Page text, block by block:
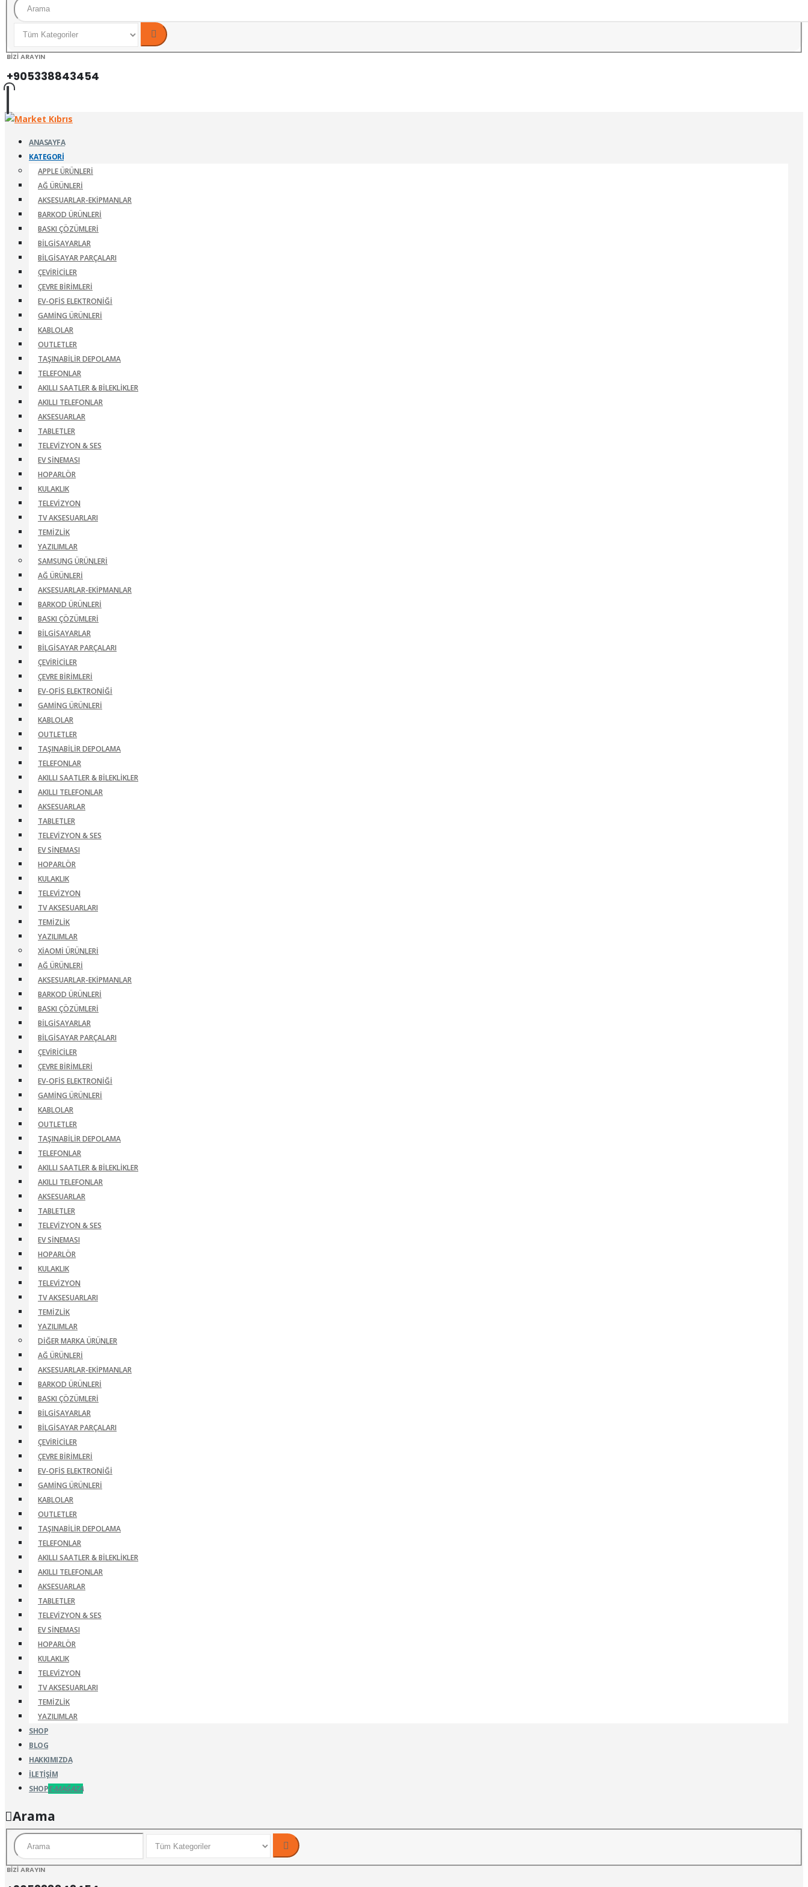
BİZİ ARAYIN
+905338843454
ANASAYFA
KATEGORI
APPLE ÜRÜNLERI
AĞ ÜRÜNLERI
AKSESUARLAR-EKIPMANLAR
BARKOD ÜRÜNLERI
BASKI ÇÖZÜMLERI
BILGISAYARLAR
BILGISAYAR PARÇALARI
ÇEVIRICILER
ÇEVRE BIRIMLERI
EV-OFIS ELEKTRONIĞI
GAMING ÜRÜNLERI
KABLOLAR
OUTLETLER
TAŞINABILIR DEPOLAMA
TELEFONLAR
AKILLI SAATLER & BILEKLIKLER
AKILLI TELEFONLAR
AKSESUARLAR
TABLETLER
TELEVIZYON & SES
EV SINEMASI
HOPARLÖR
KULAKLIK
TELEVIZYON
TV AKSESUARLARI
TEMIZLIK
YAZILIMLAR
SAMSUNG ÜRÜNLERI
AĞ ÜRÜNLERI
AKSESUARLAR-EKIPMANLAR
BARKOD ÜRÜNLERI
BASKI ÇÖZÜMLERI
BILGISAYARLAR
BILGISAYAR PARÇALARI
ÇEVIRICILER
ÇEVRE BIRIMLERI
EV-OFIS ELEKTRONIĞI
GAMING ÜRÜNLERI
KABLOLAR
OUTLETLER
TAŞINABILIR DEPOLAMA
TELEFONLAR
AKILLI SAATLER & BILEKLIKLER
AKILLI TELEFONLAR
AKSESUARLAR
TABLETLER
TELEVIZYON & SES
EV SINEMASI
HOPARLÖR
KULAKLIK
TELEVIZYON
TV AKSESUARLARI
TEMIZLIK
YAZILIMLAR
XIAOMI ÜRÜNLERI
AĞ ÜRÜNLERI
AKSESUARLAR-EKIPMANLAR
BARKOD ÜRÜNLERI
BASKI ÇÖZÜMLERI
BILGISAYARLAR
BILGISAYAR PARÇALARI
ÇEVIRICILER
ÇEVRE BIRIMLERI
EV-OFIS ELEKTRONIĞI
GAMING ÜRÜNLERI
KABLOLAR
OUTLETLER
TAŞINABILIR DEPOLAMA
TELEFONLAR
AKILLI SAATLER & BILEKLIKLER
AKILLI TELEFONLAR
AKSESUARLAR
TABLETLER
TELEVIZYON & SES
EV SINEMASI
HOPARLÖR
KULAKLIK
TELEVIZYON
TV AKSESUARLARI
TEMIZLIK
YAZILIMLAR
DIĞER MARKA ÜRÜNLER
AĞ ÜRÜNLERI
AKSESUARLAR-EKIPMANLAR
BARKOD ÜRÜNLERI
BASKI ÇÖZÜMLERI
BILGISAYARLAR
BILGISAYAR PARÇALARI
ÇEVIRICILER
ÇEVRE BIRIMLERI
EV-OFIS ELEKTRONIĞI
GAMING ÜRÜNLERI
KABLOLAR
OUTLETLER
TAŞINABILIR DEPOLAMA
TELEFONLAR
AKILLI SAATLER & BILEKLIKLER
AKILLI TELEFONLAR
AKSESUARLAR
TABLETLER
TELEVIZYON & SES
EV SINEMASI
HOPARLÖR
KULAKLIK
TELEVIZYON
TV AKSESUARLARI
TEMIZLIK
YAZILIMLAR
SHOP
BLOG
HAKKIMIZDA
İLETIŞIM
SHOPE-MAĞAZA
Arama
BİZİ ARAYIN